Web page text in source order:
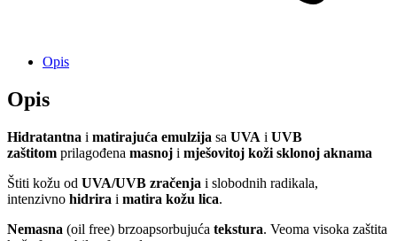
Opis
Opis
Hidratantna i matirajuća emulzija sa UVA i UVB
zaštitom prilagođena masnoj i mješovitoj koži sklonoj aknama
Štiti kožu od UVA/UVB zračenja i slobodnih radikala,
intenzivno hidrira i matira kožu lica.
Nemasna (oil free) brzoapsorbujuća tekstura. Veoma visoka zaštita